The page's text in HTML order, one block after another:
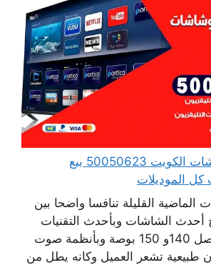
بيع تلفزيونات شاشات الكويت 50050623 بيع
الموديلات
الماضية القليلة تنافسا واضحا بين
أحدث الشاشات وبأحدث التقنيات
وبأحجام متنوعة تصل 140و 150 بوصة وبأنظمة صوت
طبيعية تشعر العميل وكانه يطل من